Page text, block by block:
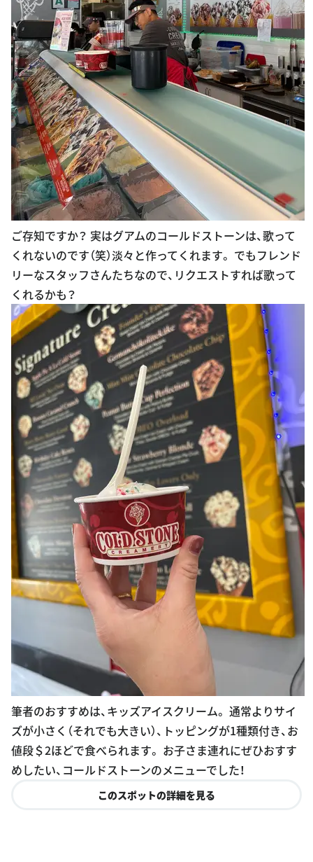
ご存知ですか？ 実はグアムのコールドストーンは、歌って
くれないのです（笑）淡々と作ってくれます。 でもフレンド
リーなスタッフさんたちなので、リクエストすれば歌って
くれるかも？
筆者のおすすめは、キッズアイスクリーム。 通常よりサイ
ズが小さく（それでも大きい）、トッピングが1種類付き、お
値段＄2ほどで食べられます。 お子さま連れにぜひおすす
めしたい、コールドストーンのメニューでした！
このスポットの詳細を見る